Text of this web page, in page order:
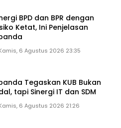
BPD dan BPR dengan
Ketat, Ini Penjelasan
6 Agustus 2026 23:35
Tegaskan KUB Bukan
tapi Sinergi IT dan SDM
6 Agustus 2026 21:26